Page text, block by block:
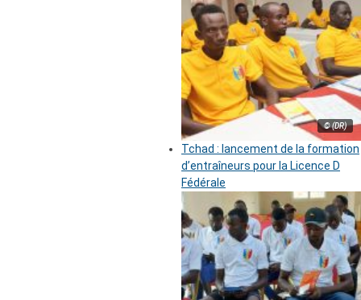
© (DR)
Tchad : lancement de la formation
d’entraîneurs pour la Licence D
Fédérale